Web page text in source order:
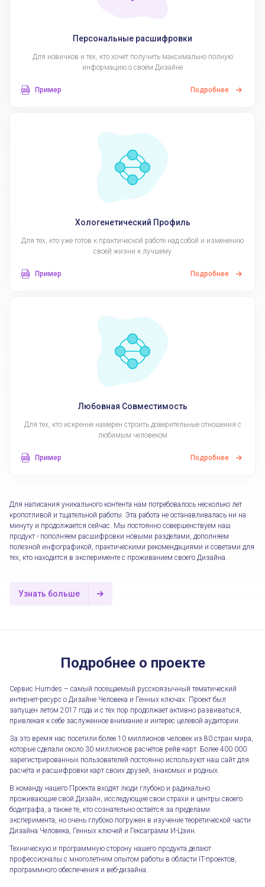
Персональные расшифровки
Для новичков и тех, кто хочет получить максимально полную
информацию о своём Дизайне
Пример Подробнее
Хологенетический Профиль
Для тех, кто уже готов к практической работе над собой и изменению
своей жизни к лучшему
Пример Подробнее
Любовная Совместимость
Для тех, кто искренне намерен строить доверительные отношения с
любимым человеком
Пример Подробнее
Для написания уникального контента нам потребовалось несколько лет
кропотливой и тщательной работы. Эта работа не останавливалась ни на
минуту и продолжается сейчас. Мы постоянно совершенствуем наш
продукт - пополняем расшифровки новыми разделами, дополняем
полезной инфографикой, практическими рекомендациями и советами для
тех, кто находится в эксперименте с проживанием своего Дизайна.
Узнать больше
Подробнее о проекте
Сервис Humdes – самый посещаемый русскоязычный тематический
интернет-ресурс о Дизайне Человека и Генных ключах. Проект был
запущен летом 2017 года и с тех пор продолжает активно развиваться,
привлекая к себе заслуженное внимание и интерес целевой аудитории.
За это время нас посетили более 10 миллионов человек из 80 стран мира,
которые сделали около 30 миллионов расчётов рейв-карт. Более 400 000
зарегистрированных пользователей постоянно используют наш сайт для
расчёта и расшифровки карт своих друзей, знакомых и родных.
В команду нашего Проекта входят люди глубоко и радикально
проживающие свой Дизайн, исследующие свои страхи и центры своего
бодиграфа, а также те, кто сознательно остаётся за пределами
эксперимента, но очень глубоко погружен в изучение теоретической части
Дизайна Человека, Генных ключей и Гексаграмм И-Цзин.
Техническую и программную сторону нашего продукта делают
профессионалы с многолетним опытом работы в области IT-проектов,
программного обеспечения и веб-дизайна.